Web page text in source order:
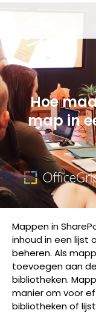
Hoe
map in
Mappen in
inhoud in een lijst
beheren. Als
toevoegen aan
bibliotheken.
manier om voor
bibliotheken of